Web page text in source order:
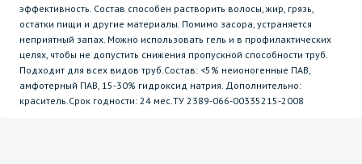
эффективность. Состав способен растворить волосы, жир, грязь,
остатки пищи и другие материалы. Помимо засора, устраняется
неприятный запах. Можно использовать гель и в профилактических
целях, чтобы не допустить снижения пропускной способности труб.
Подходит для всех видов труб.Состав: <5% неионогенные ПАВ,
амфотерный ПАВ, 15-30% гидроксид натрия. Дополнительно:
краситель.Срок годности: 24 мес.ТУ 2389-066-00335215-2008